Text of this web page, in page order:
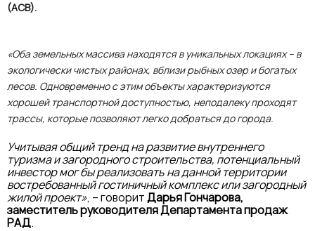
(АСВ).
«Оба земельных массива находятся в уникальных локациях – в
экологически чистых районах, вблизи рыбных озер и богатых
лесов. Одновременно с этим объекты характеризуются
хорошей транспортной доступностью, неподалеку проходят
трассы, которые позволяют легко добраться до города.
Учитывая общий тренд на развитие внутреннего
туризма и загородного строительства, потенциальный
инвестор мог бы реализовать на данной территории
востребованный гостиничный комплекс или загородный
жилой проект», – говоритДарья Гончарова,
заместитель руководителя Департамента продаж
РАД.